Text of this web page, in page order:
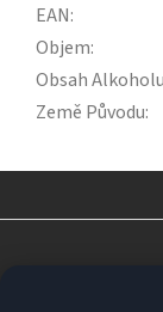
EAN:
Objem:
Obsah Alkoholu
Země Původu: